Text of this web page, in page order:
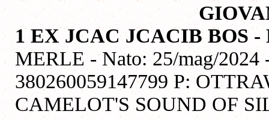
1 EX JCAC JCACIB BOS
MERLE - Nato: 25/mag/
380260059147799 P:
CAMELOT'S SOUND OF